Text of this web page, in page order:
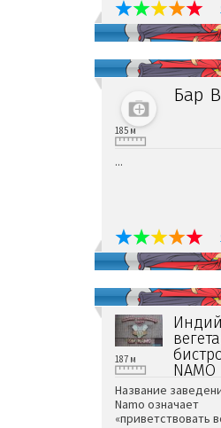
Бар
185 м
...
NAMO
187 м
Название
Namo означает
«приветствовать